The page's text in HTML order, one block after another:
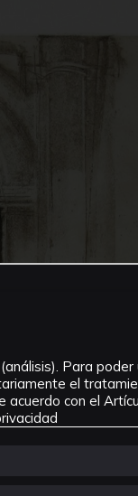
Para poder
el
con el